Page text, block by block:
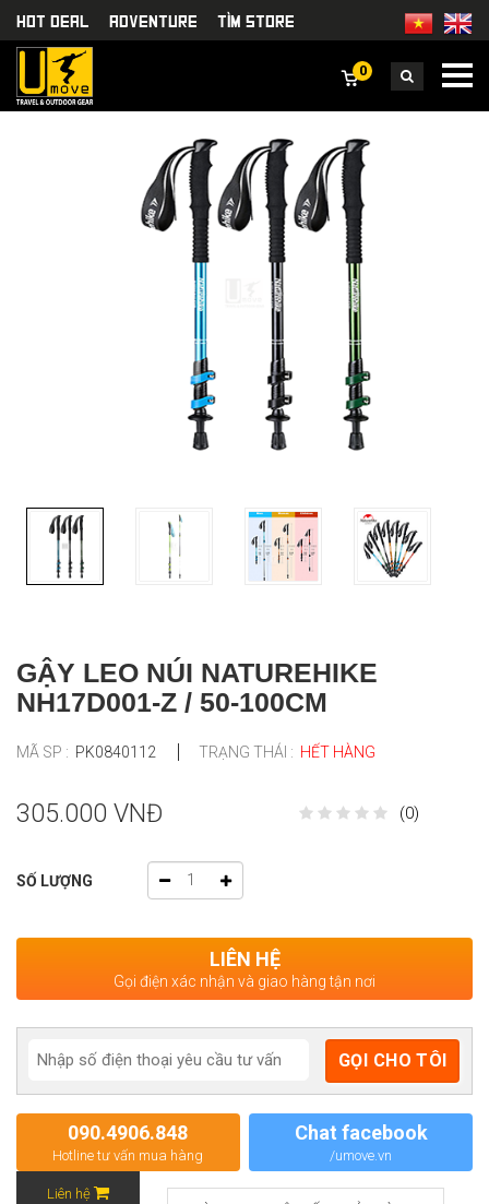
HOT DEAL Adventure TÌm Store
0
GẬY LEO NÚI NATUREHIKE
NH17D001-Z / 50-100CM
MÃ SP : PK0840112 TRẠNG THÁI : HẾT HÀNG
305.000 VNĐ (0)
SỐ LƯỢNG
LIÊN HỆ
Gọi điện xác nhận và giao hàng tận nơi
090.4906.848
Hotline tư vấn mua hàng
Chat facebook
/umove.vn
Liên hệ